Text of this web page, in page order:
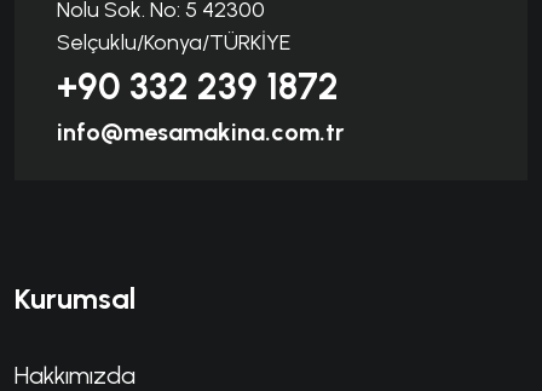
Nolu Sok. No: 5 42300
Selçuklu/Konya/TÜRKİYE
+90 332 239 1872
info@mesamakina.com.tr
Kurumsal
Hakkımızda